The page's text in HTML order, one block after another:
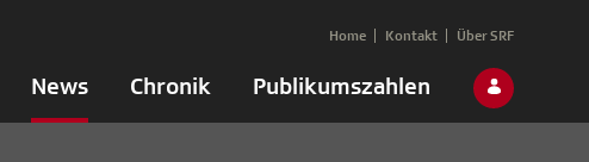
News Chronik Publikumszahlen
Home Kontakt Über SRF